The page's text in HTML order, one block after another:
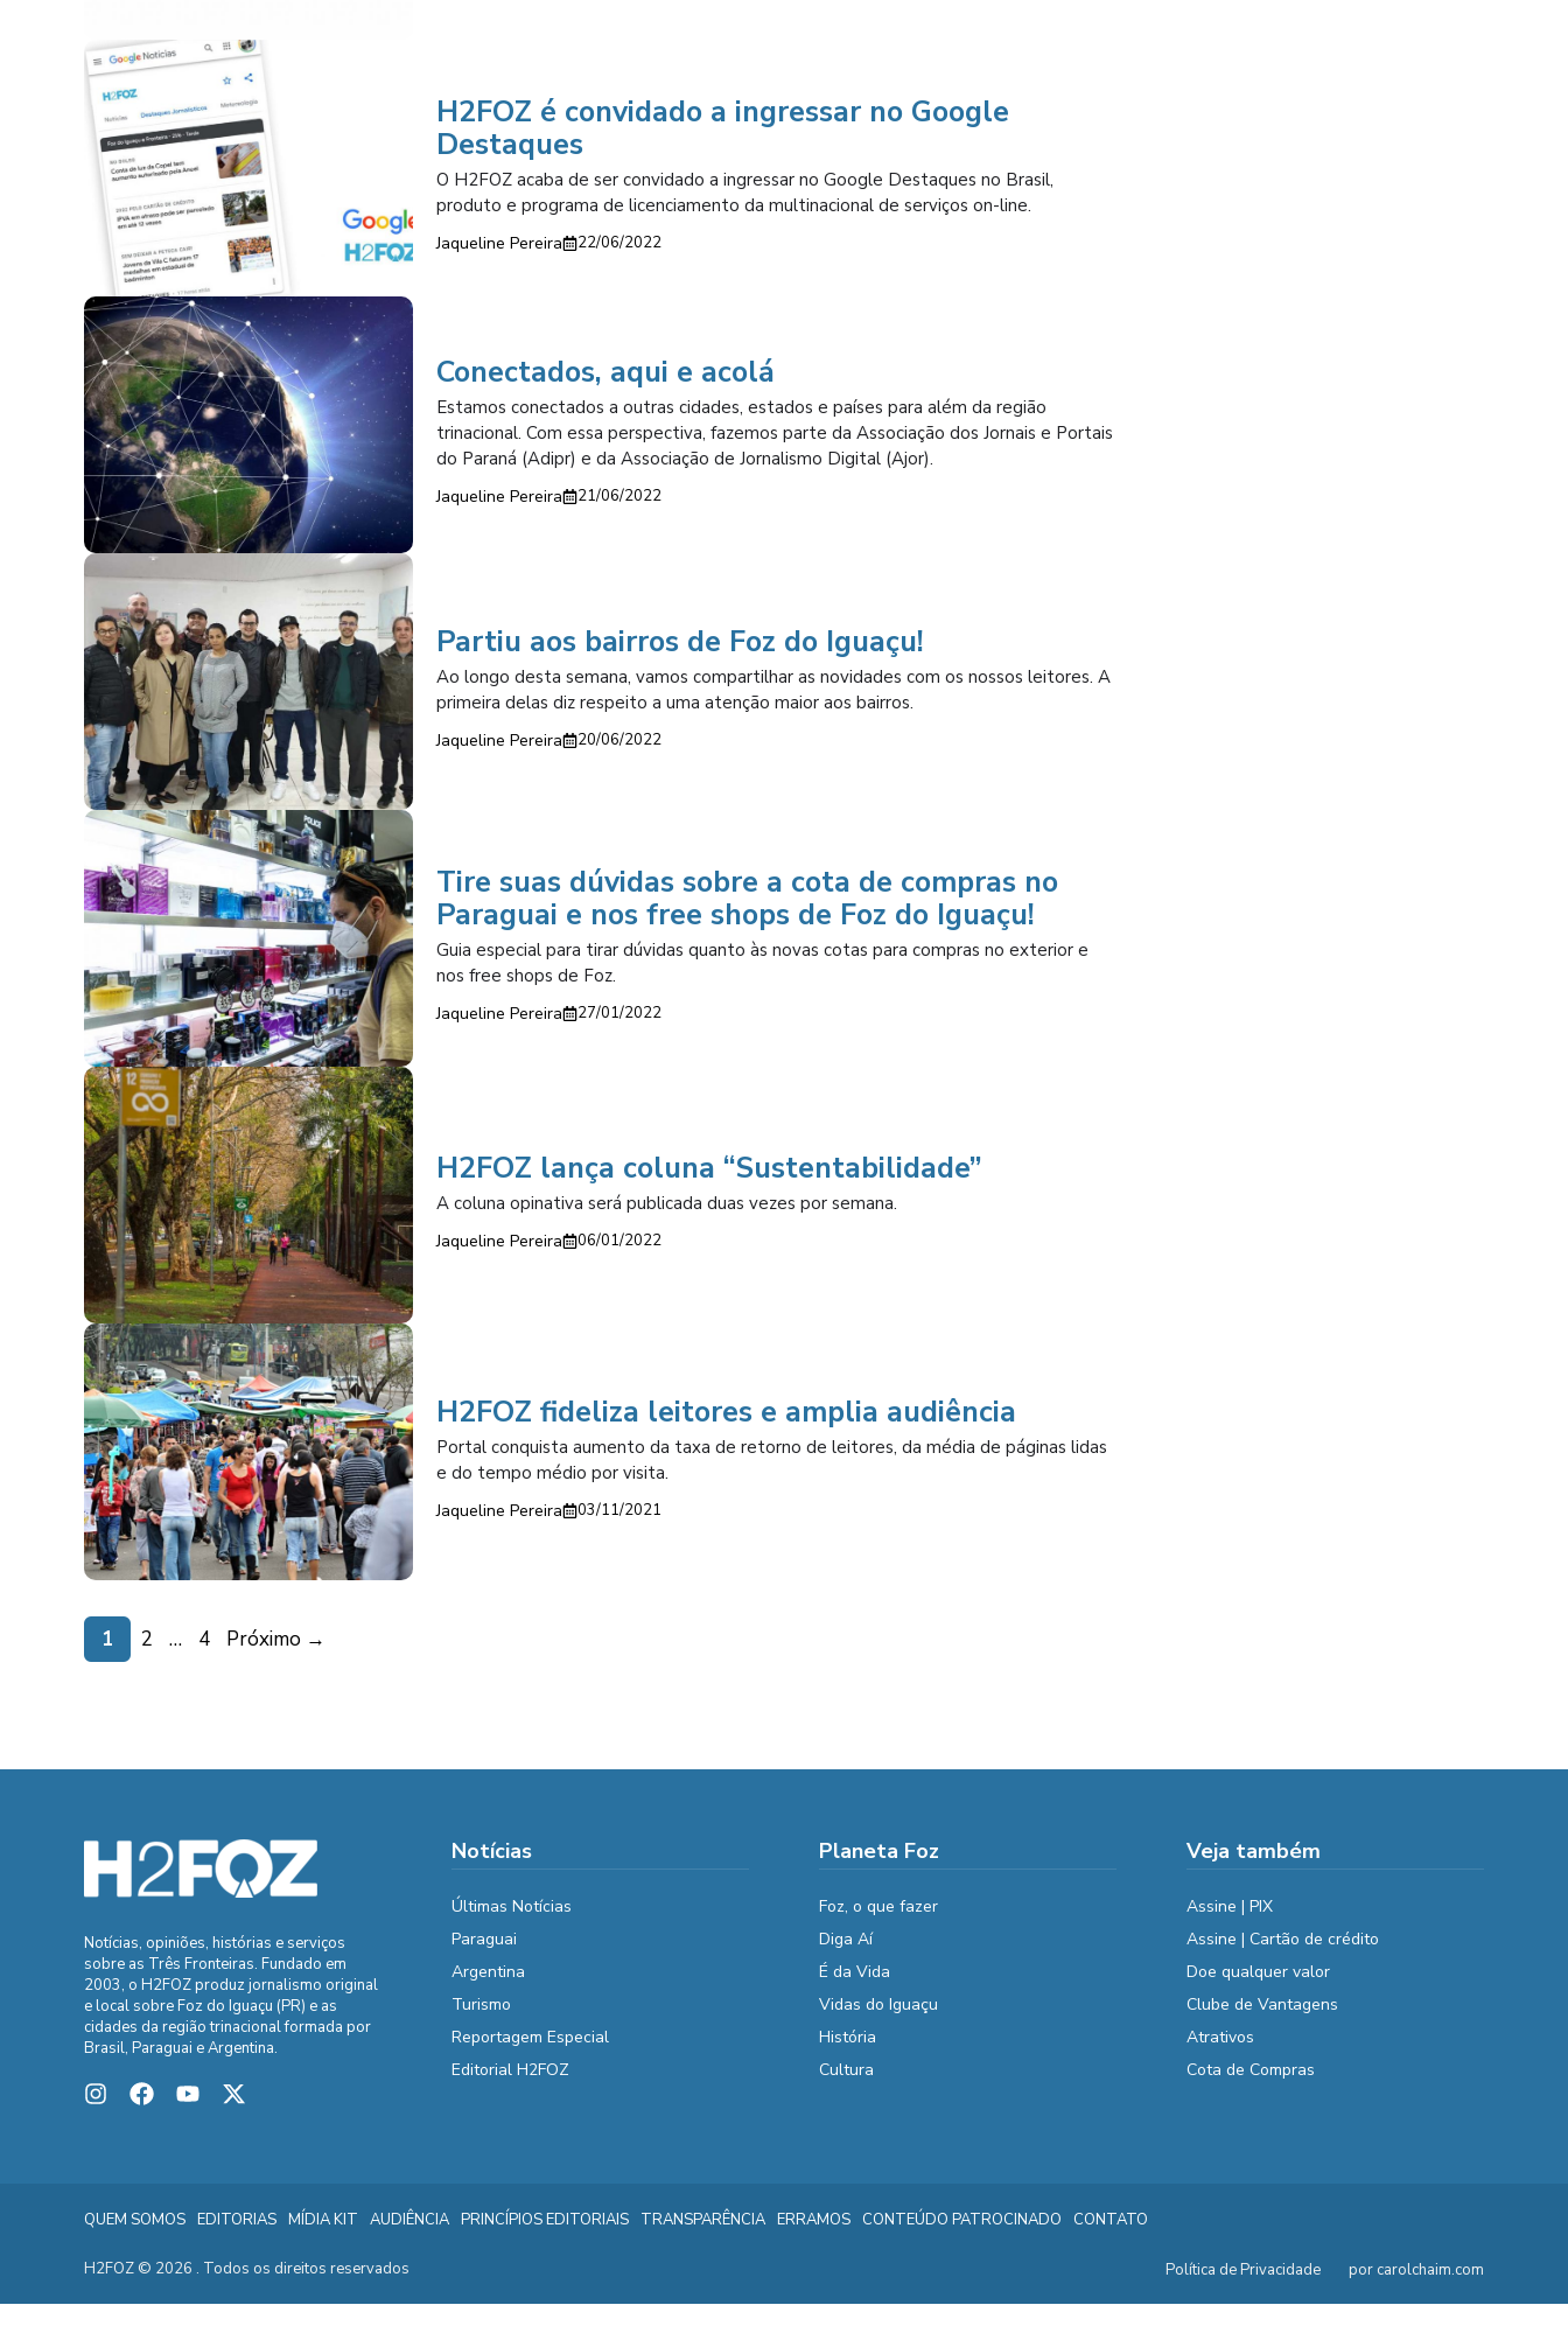
H2FOZ é convidado a ingressar no Google
Destaques
O H2FOZ acaba de ser convidado a ingressar no Google Destaques no Brasil,
produto e programa de licenciamento da multinacional de serviços on-line.
Jaqueline Pereira 22/06/2022
Conectados, aqui e acolá
Estamos conectados a outras cidades, estados e países para além da região
trinacional. Com essa perspectiva, fazemos parte da Associação dos Jornais e Portais
do Paraná (Adipr) e da Associação de Jornalismo Digital (Ajor).
Jaqueline Pereira 21/06/2022
Partiu aos bairros de Foz do Iguaçu!
Ao longo desta semana, vamos compartilhar as novidades com os nossos leitores. A
primeira delas diz respeito a uma atenção maior aos bairros.
Jaqueline Pereira 20/06/2022
Tire suas dúvidas sobre a cota de compras no
Paraguai e nos free shops de Foz do Iguaçu!
Guia especial para tirar dúvidas quanto às novas cotas para compras no exterior e
nos free shops de Foz.
Jaqueline Pereira 27/01/2022
H2FOZ lança coluna “Sustentabilidade”
A coluna opinativa será publicada duas vezes por semana.
Jaqueline Pereira 06/01/2022
H2FOZ fideliza leitores e amplia audiência
Portal conquista aumento da taxa de retorno de leitores, da média de páginas lidas
e do tempo médio por visita.
Jaqueline Pereira 03/11/2021
Page
1 Page
2 … Page
4 Próximo →
Notícias, opiniões, histórias e serviços
sobre as Três Fronteiras. Fundado em
2003, o H2FOZ produz jornalismo original
e local sobre Foz do Iguaçu (PR) e as
cidades da região trinacional formada por
Brasil, Paraguai e Argentina.
Notícias
Últimas Notícias
Paraguai
Argentina
Turismo
Reportagem Especial
Editorial H2FOZ
Planeta Foz
Foz, o que fazer
Diga Aí
É da Vida
Vidas do Iguaçu
História
Cultura
Veja também
Assine | PIX
Assine | Cartão de crédito
Doe qualquer valor
Clube de Vantagens
Atrativos
Cota de Compras
QUEM SOMOS EDITORIAS MÍDIA KIT AUDIÊNCIA PRINCÍPIOS EDITORIAIS TRANSPARÊNCIA ERRAMOS CONTEÚDO PATROCINADO CONTATO
H2FOZ © 2026 . Todos os direitos reservados Política de Privacidade por carolchaim.com